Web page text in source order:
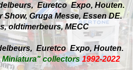
Euretco Expo, Houten.
Gruga Messe, Essen DE.
oldtimerbeurs, MECC
Euretco Expo, Houten.
collectors1992-2022